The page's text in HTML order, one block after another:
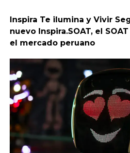
Inspira Te ilumina y Vivir
nuevo Inspira.SOAT, el
el mercado peruano